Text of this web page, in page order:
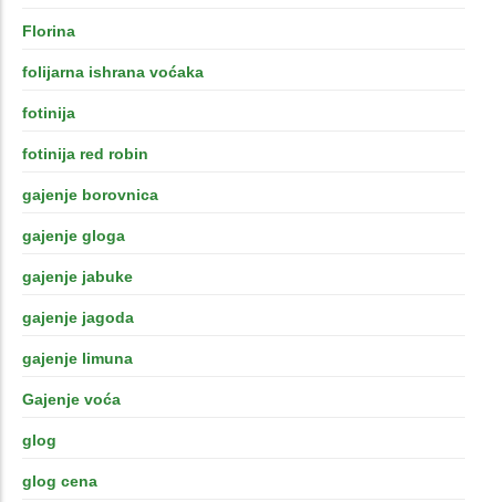
Florina
folijarna ishrana voćaka
fotinija
fotinija red robin
gajenje borovnica
gajenje gloga
gajenje jabuke
gajenje jagoda
gajenje limuna
Gajenje voća
glog
glog cena